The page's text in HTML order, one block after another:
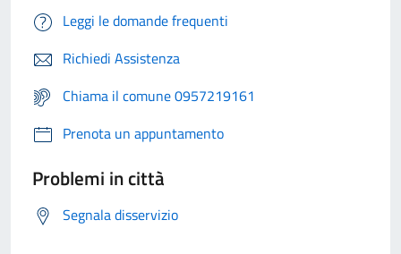
Leggi le domande frequenti
Richiedi Assistenza
Chiama il comune 0957219161
Prenota un appuntamento
Problemi in città
Segnala disservizio